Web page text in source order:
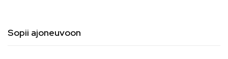
Sopii ajoneuvoon